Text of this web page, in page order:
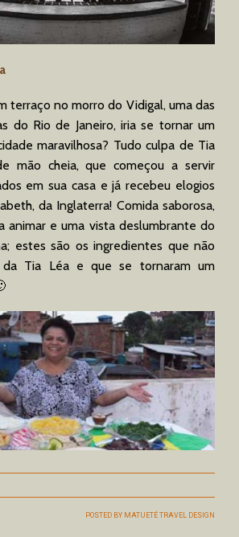
terraço no morro do Vidigal, uma das
do Rio de Janeiro, iria se tornar um
maravilhosa? Tudo culpa de Tia
mão cheia, que começou a servir
em sua casa e já recebeu elogios
da Inglaterra! Comida saborosa,
animar e uma vista deslumbrante do
estes são os ingredientes que não
da Tia Léa e que se tornaram um
POSTED BY MATUETÉ TRAVEL DESIGN